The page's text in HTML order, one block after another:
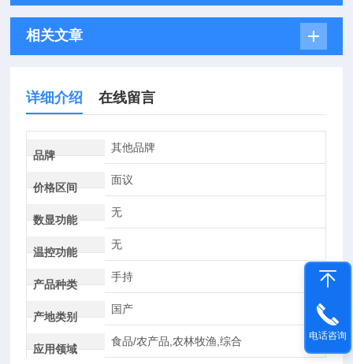
相关文章
详细介绍 在线留言
品牌
其他品牌
价格区间
面议
数显功能
无
温控功能
无
产品种类
手持
产地类别
国产
应用领域
食品/农产品,农林牧渔,综合 电话咨询